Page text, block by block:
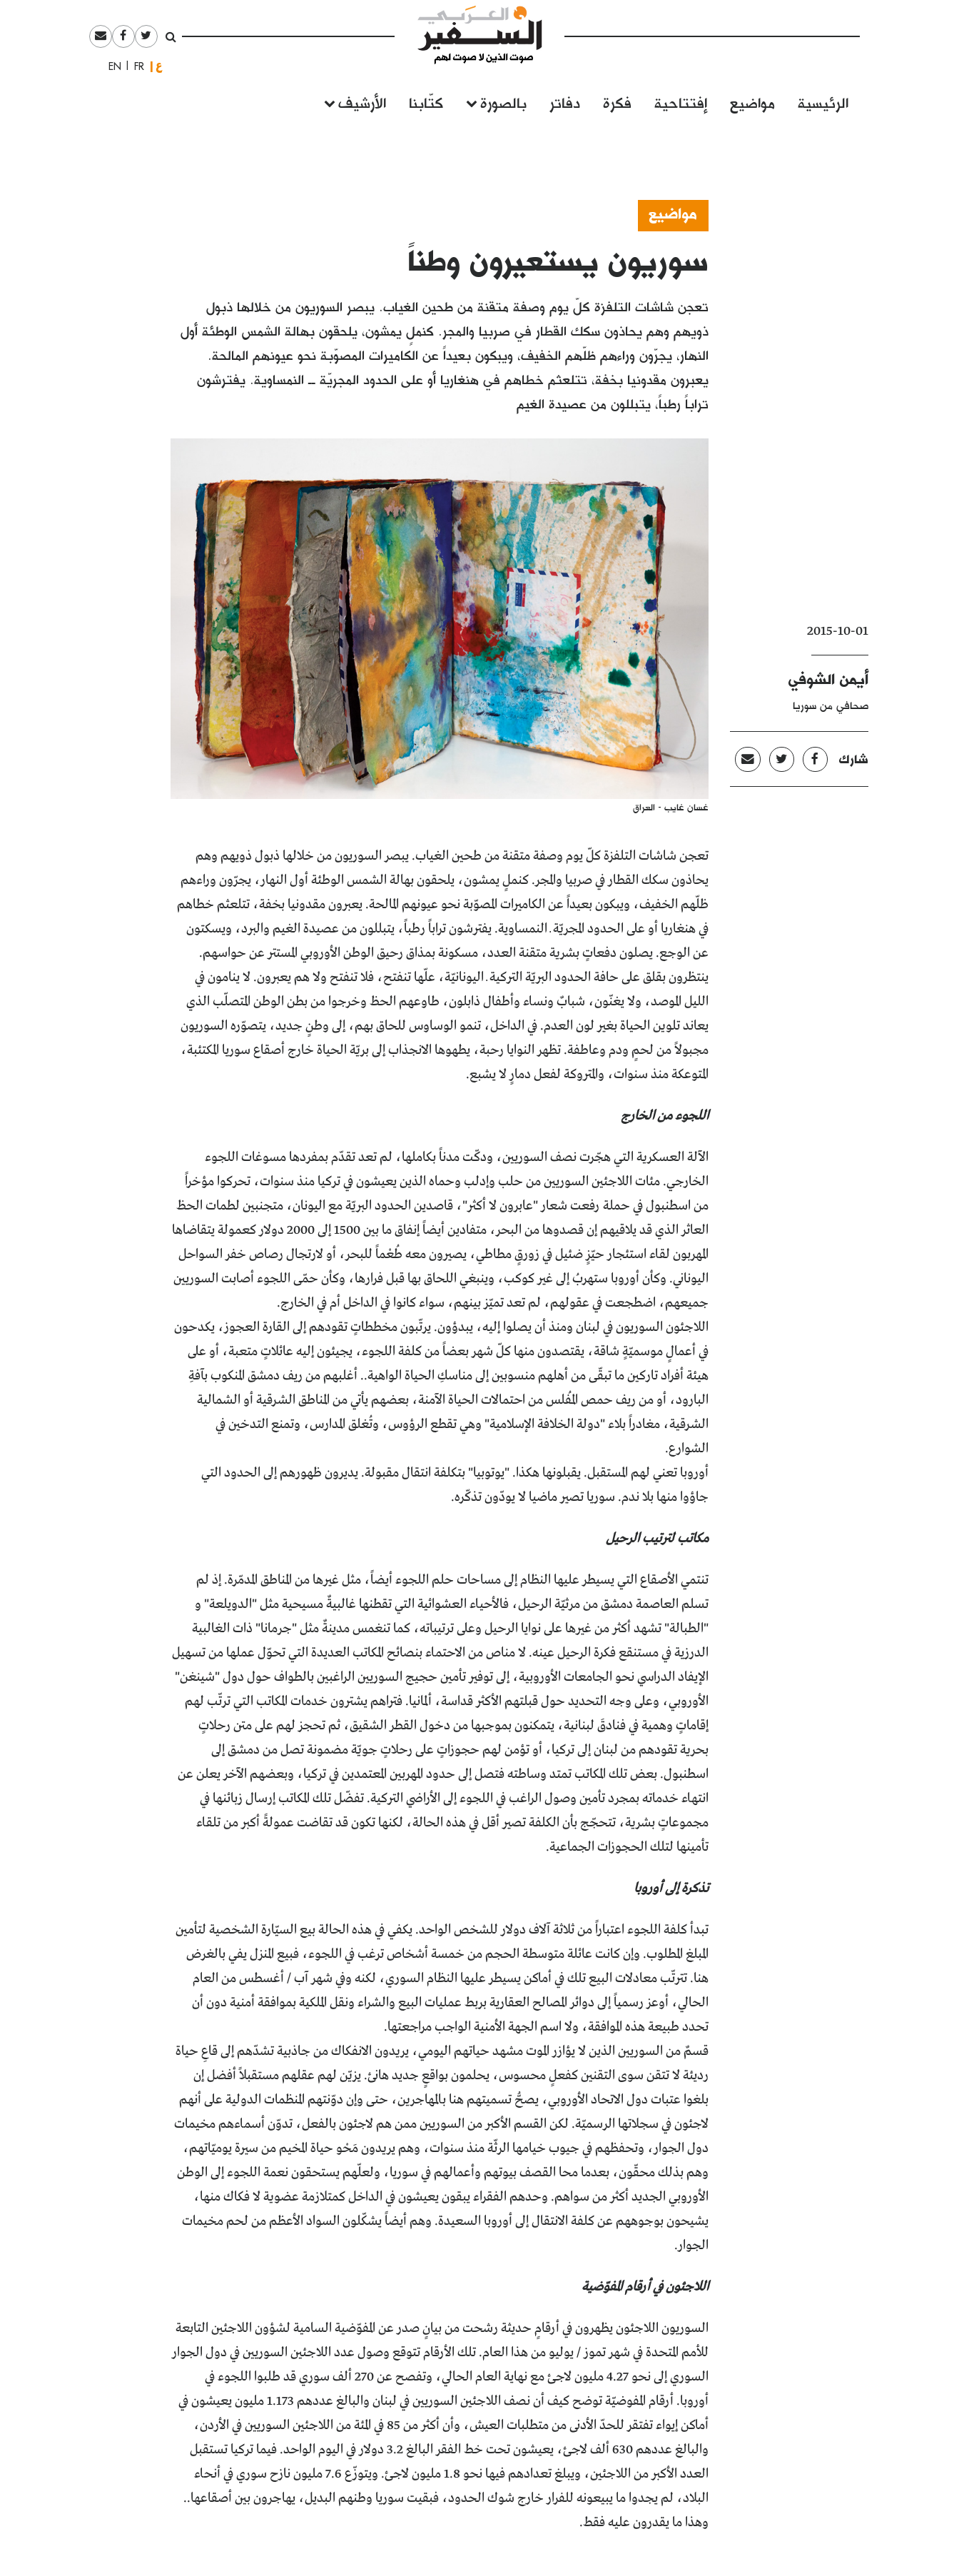
العربيةFrançais
English
الرئيسية مواضيع إفتتاحية فكرة دفاتر بالصورة كتّابنا الأرشيف
مواضيع
سوريون يستعيرون وطناً
تعجن شاشات التلفزة كلّ يوم وصفة متقنة من طحين الغياب. يبصر السوريون من خلالها ذبول
ذويهم وهم يحاذون سكك القطار في صربيا والمجر. كنملٍ يمشون، يلحقون بهالة الشمس الوطئة أول
النهار، يجرّون وراءهم ظلّهم الخفيف، ويبكون بعيداً عن الكاميرات المصوّبة نحو عيونهم المالحة.
يعبرون مقدونيا بخفة، تتلعثم خطاهم في هنغاريا أو على الحدود المجريّة ــ النمساوية. يفترشون
تراباً رطباً، يتبللون من عصيدة الغيم
2015-10-01
أيمن الشوفي
صحافي من سوريا
شارك
غسان غايب - العراق
تعجن شاشات التلفزة كلّ يوم وصفة متقنة من طحين الغياب. يبصر السوريون من خلالها ذبول ذويهم وهم
يحاذون سكك القطار في صربيا والمجر. كنملٍ يمشون، يلحقون بهالة الشمس الوطئة أول النهار، يجرّون وراءهم
ظلّهم الخفيف، ويبكون بعيداً عن الكاميرات المصوّبة نحو عيونهم المالحة. يعبرون مقدونيا بخفة، تتلعثم خطاهم
في هنغاريا أو على الحدود المجريّة ــ النمساوية. يفترشون تراباً رطباً، يتبللون من عصيدة الغيم والبرد، ويسكتون
عن الوجع. يصلون دفعاتٍ بشرية متقنة العدد، مسكونة بمذاق رحيق الوطن الأوروبي المستتر عن حواسهم.
ينتظرون بقلق على حافة الحدود البريّة التركية ــ اليونانيّة، علّها تنفتح، فلا تنفتح ولا هم يعبرون. لا ينامون في
الليل الموصد، ولا يغنّون، شبابٌ ونساء وأطفال ذابلون، طاوعهم الحظ وخرجوا من بطن الوطن المتصلّب الذي
يعاند تلوين الحياة بغير لون العدم. في الداخل، تنمو الوساوس للحاق بهم، إلى وطنٍ جديد، يتصوّره السوريون
مجبولاً من لحمٍ ودم وعاطفة. تظهر النوايا رحبة، يطهوها الانجذاب إلى بريّة الحياة خارج أصقاع سوريا المكتئبة،
المتوعكة منذ سنوات، والمتروكة لفعل دمارٍ لا يشبع.
اللجوء من الخارج
الآلة العسكرية التي هجّرت نصف السوريين، ودكّت مدناً بكاملها، لم تعد تقدّم بمفردها مسوغات اللجوء
الخارجي. مئات اللاجئين السوريين من حلب وإدلب وحماه الذين يعيشون في تركيا منذ سنوات، تحركوا مؤخراً
من اسطنبول في حملة رفعت شعار "عابرون لا أكثر"، قاصدين الحدود البريّة مع اليونان، متجنبين لطمات الحظ
العاثر الذي قد يلاقيهم إن قصدوها من البحر، متفادين أيضاً إنفاق ما بين 1500 إلى 2000 دولار كعمولة يتقاضاها
المهربون لقاء استئجار حيّزٍ ضئيل في زورقٍ مطاطي، يصيرون معه طُعْماً للبحر، أو لارتجال رصاص خفر السواحل
اليوناني. وكأن أوروبا ستهربُ إلى غير كوكب، وينبغي اللحاق بها قبل فرارها، وكأن حمّى اللجوء أصابت السوريين
جميعهم، اضطجعت في عقولهم، لم تعد تميّز بينهم، سواء كانوا في الداخل أم في الخارج.
اللاجئون السوريون في لبنان ومنذ أن يصلوا إليه، يبدؤون. يرتّبون مخططاتٍ تقودهم إلى القارة العجوز، يكدحون
في أعمالٍ موسميّةٍ شاقة، يقتصدون منها كلّ شهر بعضاً من كلفة اللجوء، يجيئون إليه عائلاتٍ متعبة، أو على
هيئة أفراد تاركين ما تبقّى من أهلهم منسوبين إلى مناسكِ الحياة الواهية.. أغلبهم من ريف دمشق المنكوب بآفةِ
البارود، أو من ريف حمص المُفلس من احتمالات الحياة الآمنة، بعضهم يأتي من المناطق الشرقية أو الشمالية
الشرقية، مغادراً بلاء "دولة الخلافة الإسلامية" وهي تقطع الرؤوس، وتُغلق المدارس، وتمنع التدخين في
الشوارع.
أوروبا تعني لهم المستقبل. يقبلونها هكذا. "يوتوبيا" بتكلفة انتقال مقبولة. يديرون ظهورهم إلى الحدود التي
جاؤوا منها بلا ندم. سوريا تصير ماضيا لا يودّون تذكّره.
مكاتب لترتيب الرحيل
تنتمي الأصقاع التي يسيطر عليها النظام إلى مساحات حلم اللجوء أيضاً، مثل غيرها من المناطق المدمّرة. إذ لم
تسلم العاصمة دمشق من مرثيّة الرحيل، فالأحياء العشوائية التي تقطنها غالبيةٌ مسيحية مثل "الدويلعة" و
"الطبالة" تشهد أكثر من غيرها على نوايا الرحيل وعلى ترتيباته، كما تنغمس مدينةٌ مثل "جرمانا" ذات الغالبية
الدرزية في مستنقع فكرة الرحيل عينه. لا مناص من الاحتماء بنصائح المكاتب العديدة التي تحوّل عملها من تسهيل
الإيفاد الدراسي نحو الجامعات الأوروبية، إلى توفير تأمين حجيج السوريين الراغبين بالطواف حول دول "شينغن"
الأوروبي، وعلى وجه التحديد حول قبلتهم الأكثر قداسة، ألمانيا. فتراهم يشترون خدمات المكاتب التي ترتّب لهم
إقاماتٍ وهمية في فنادقَ لبنانية، يتمكنون بموجبها من دخول القطر الشقيق، ثم تحجز لهم على متن رحلاتٍ
بحرية تقودهم من لبنان إلى تركيا، أو تؤمن لهم حجوزاتٍ على رحلاتٍ جويّة مضمونة تصل من دمشق إلى
اسطنبول. بعض تلك المكاتب تمتد وساطته فتصل إلى حدود المهربين المعتمدين في تركيا، وبعضهم الآخر يعلن عن
انتهاء خدماته بمجرد تأمين وصول الراغب في اللجوء إلى الأراضي التركية. تفضّل تلك المكاتب إرسال زبائنها في
مجموعاتٍ بشرية، تتحجّج بأن الكلفة تصير أقل في هذه الحالة، لكنها تكون قد تقاضت عمولةً أكبر من تلقاء
تأمينها لتلك الحجوزات الجماعية.
تذكرة إلى أوروبا
تبدأ كلفة اللجوء اعتباراً من ثلاثة آلاف دولار للشخص الواحد. يكفي في هذه الحالة بيع السيّارة الشخصية لتأمين
المبلغ المطلوب. وإن كانت عائلة متوسطة الحجم من خمسة أشخاص ترغب في اللجوء، فبيع المنزل يفي بالغرض
هنا. تترتّب معادلات البيع تلك في أماكن يسيطر عليها النظام السوري، لكنه وفي شهر آب / أغسطس من العام
الحالي، أوعز رسمياً إلى دوائر المصالح العقارية بربط عمليات البيع والشراء ونقل الملكية بموافقة أمنية دون أن
تحدد طبيعة هذه الموافقة، ولا اسم الجهة الأمنية الواجب مراجعتها.
قسمٌ من السوريين الذين لا يؤازر الموت مشهد حياتهم اليومي، يريدون الانفكاك من جاذبية تشدّهم إلى قاعِ حياة
رديئة لا تتقن سوى التقنين كفعلٍ محسوس، يحلمون بواقعٍ جديد هانئ. يزيّن لهم عقلهم مستقبلاً أفضل إن
بلغوا عتبات دول الاتحاد الأوروبي، يصحُّ تسميتهم هنا بالمهاجرين، حتى وإن دوّنتهم المنظمات الدولية على أنهم
لاجئون في سجلاتها الرسميّة. لكن القسم الأكبر من السوريين ممن هم لاجئون بالفعل، تدوّن أسماءهم مخيمات
دول الجوار، وتحفظهم في جيوب خيامها الرثّة منذ سنوات، وهم يريدون مَحْو حياة المخيم من سيرة يوميّاتهم،
وهم بذلك محقّون، بعدما محا القصف بيوتهم وأعمالهم في سوريا، ولعلّهم يستحقون نعمة اللجوء إلى الوطن
الأوروبي الجديد أكثر من سواهم. وحدهم الفقراء يبقون يعيشون في الداخل كمتلازمة عضوية لا فكاك منها،
يشيحون بوجوههم عن كلفة الانتقال إلى أوروبا السعيدة. وهم أيضاً يشكّلون السواد الأعظم من لحم مخيمات
الجوار.
اللاجئون في أرقام المفوّضية
السوريون اللاجئون يظهرون في أرقامٍ حديثة رشحت من بيانٍ صدر عن المفوّضية السامية لشؤون اللاجئين التابعة
للأمم المتحدة في شهر تموز / يوليو من هذا العام. تلك الأرقام تتوقع وصول عدد اللاجئين السوريين في دول الجوار
السوري إلى نحو 4.27 مليون لاجئ مع نهاية العام الحالي، وتفصح عن 270 ألف سوري قد طلبوا اللجوء في
أوروبا. أرقام المفوضيّة توضح كيف أن نصف اللاجئين السوريين في لبنان والبالغ عددهم 1.173 مليون يعيشون في
أماكن إيواء تفتقر للحدّ الأدنى من متطلبات العيش، وأن أكثر من 85 في المئة من اللاجئين السوريين في الأردن،
والبالغ عددهم 630 ألف لاجئ، يعيشون تحت خط الفقر البالغ 3.2 دولار في اليوم الواحد. فيما تركيا تستقبل
العدد الأكبر من اللاجئين، ويبلغ تعدادهم فيها نحو 1.8 مليون لاجئ. ويتوزّع 7.6 مليون نازح سوري في أنحاء
البلاد، لم يجدوا ما يبيعونه للفرار خارج شوك الحدود، فبقيت سوريا وطنهم البديل، يهاجرون بين أصقاعها..
وهذا ما يقدرون عليه فقط.